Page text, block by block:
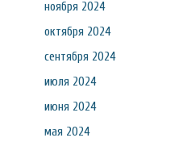
ноября 2024
октября 2024
сентября 2024
июля 2024
июня 2024
мая 2024